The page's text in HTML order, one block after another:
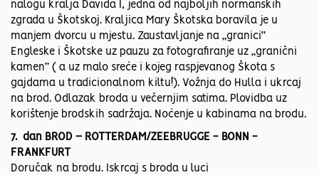
nalogu kralja Davida I, jedna od najboljih normanskih
zgrada u Škotskoj. Kraljica Mary Škotska boravila je u
manjem dvorcu u mjestu. Zaustavljanje na „granici“
Engleske i Škotske uz pauzu za fotografiranje uz „granični
kamen“ ( a uz malo sreće i kojeg raspjevanog Škota s
gajdama u tradicionalnom kiltu!). Vožnja do Hulla i ukrcaj
na brod. Odlazak broda u večernjim satima. Plovidba uz
korištenje brodskih sadržaja. Noćenje u kabinama na brodu.
7. dan BROD – ROTTERDAM/ZEEBRUGGE - BONN -
FRANKFURT
Doručak na brodu. Iskrcaj s broda u luci